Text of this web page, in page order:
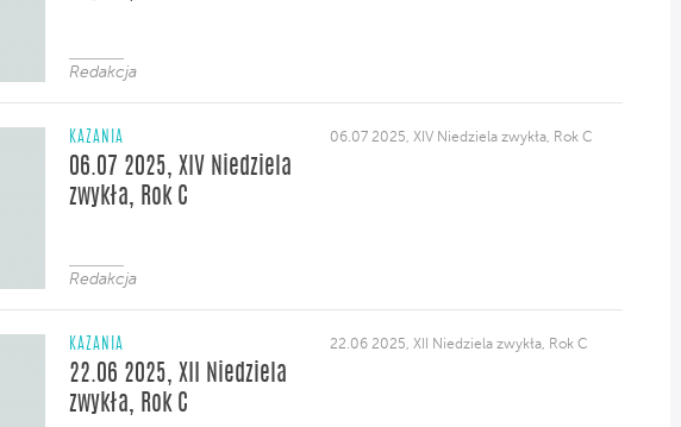
Redakcja
KAZANIA
06.07 2025, XIV Niedziela
zwykła, Rok C
Redakcja
06.07 2025, XIV Niedziela zwykła, Rok C
KAZANIA
22.06 2025, XII Niedziela
zwykła, Rok C
22.06 2025, XII Niedziela zwykła, Rok C